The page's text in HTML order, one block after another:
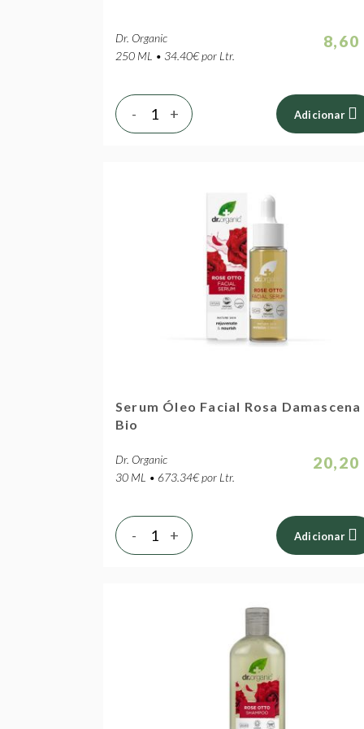
Dr. Organic
250 ML • 34.40€ por Ltr.
8,60
+
- Adicionar
Serum Óleo Facial Rosa Damascena
Bio
Dr. Organic
30 ML • 673.34€ por Ltr.
20,20
+
- Adicionar